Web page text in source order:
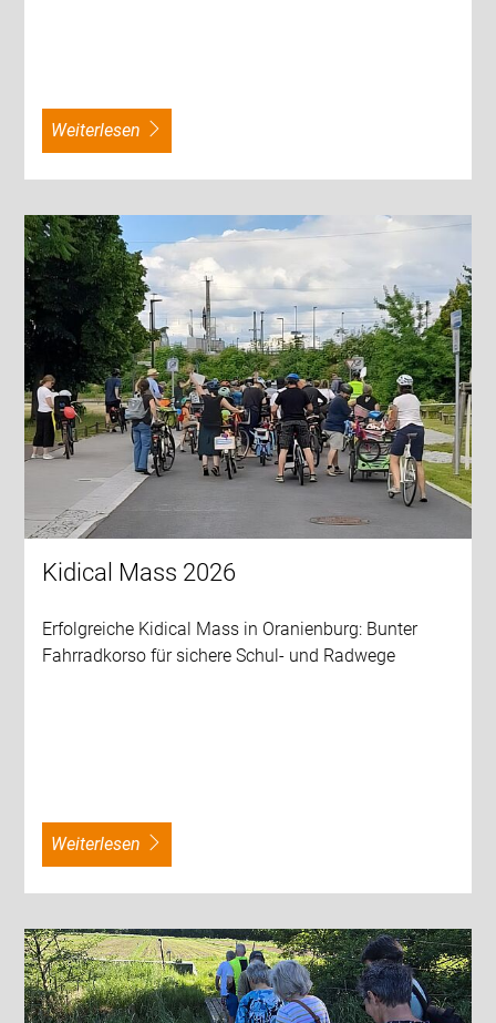
weiterlesen
Kidical Mass 2026
Erfolgreiche Kidical Mass in Oranienburg: Bunter
Fahrradkorso für sichere Schul- und Radwege
weiterlesen